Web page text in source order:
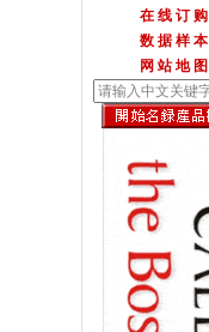
在 线 订 购
数 据 样 本
网 站 地 图